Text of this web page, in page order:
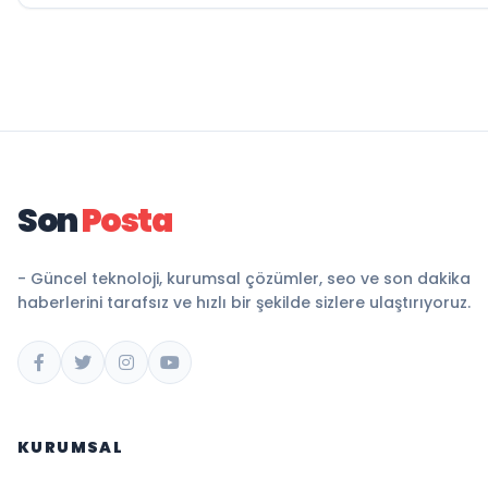
SonPosta
- Güncel teknoloji, kurumsal çözümler, seo ve son dakika
haberlerini tarafsız ve hızlı bir şekilde sizlere ulaştırıyoruz.
KURUMSAL